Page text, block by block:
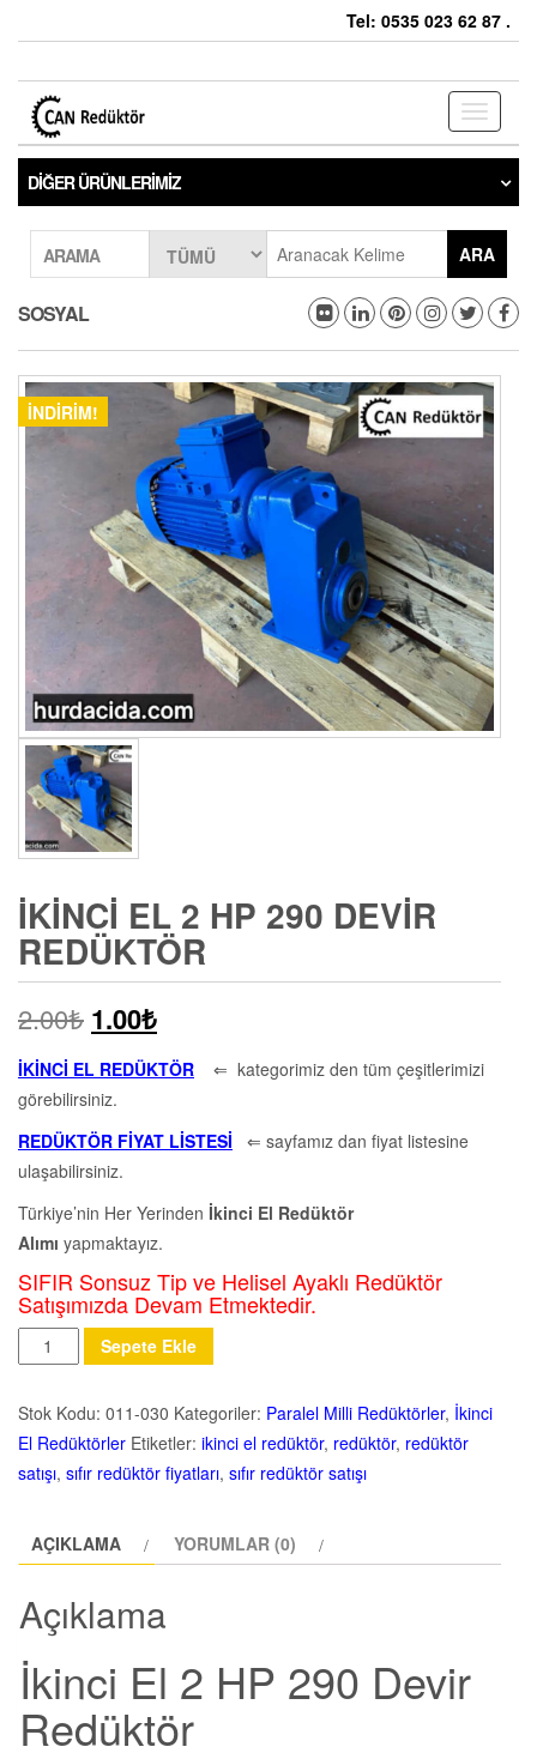
Tel: 0535 023 62 87 .
Toggle
DIĞER ÜRÜNLERIMIZ
ARAMA ARA
SOSYAL
İNDIRIM!
İKINCI EL 2 HP 290 DEVIR
REDÜKTÖR
2.00₺ 1.00₺
İKİNCİ EL REDÜKTÖR ⇐ kategorimiz den tüm çeşitlerimizi
görebilirsiniz.
REDÜKTÖR FİYAT LİSTESİ ⇐ sayfamız dan fiyat listesine
ulaşabilirsiniz.
Türkiye’nin Her Yerinden İkinci El Redüktör
Alımı yapmaktayız.
SIFIR Sonsuz Tip ve Helisel Ayaklı Redüktör
Satışımızda Devam Etmektedir.
Miktar Sepete Ekle
Stok Kodu: 011-030 Kategoriler: Paralel Milli Redüktörler, İkinci
El Redüktörler Etiketler: ikinci el redüktör, redüktör, redüktör
satışı, sıfır redüktör fiyatları, sıfır redüktör satışı
AÇIKLAMA YORUMLAR (0)
Açıklama
İkinci El 2 HP 290 Devir
Redüktör